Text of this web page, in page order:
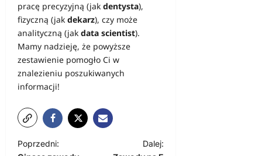
pracę precyzyjną (jak dentysta),
fizyczną (jak dekarz), czy może
analityczną (jak data scientist).
Mamy nadzieję, że powyższe
zestawienie pomogło Ci w
znalezieniu poszukiwanych
informacji!
Z
Poprzedni:
Dalej: